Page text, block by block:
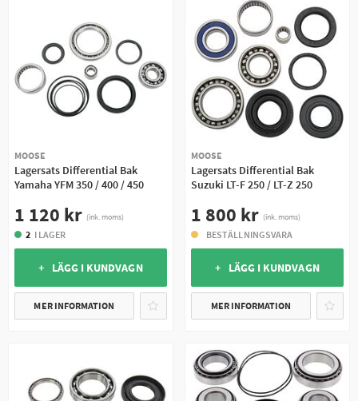
MOOSE
Lagersats Differential Bak
Yamaha YFM 350 / 400 / 450
1 120 kr (ink. moms)
2 I LAGER
+ LÄGG I KUNDVAGN
MER INFORMATION
MOOSE
Lagersats Differential Bak
Suzuki LT-F 250 / LT-Z 250
1 800 kr (ink. moms)
BESTÄLLNINGSVARA
+ LÄGG I KUNDVAGN
MER INFORMATION